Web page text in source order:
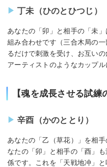
丁未（ひのとひつじ）
あなたの「卯」と相手の「未
組み合わせです（三合木局の
るだけで刺激を受け、お互い
アーティストのようなカップル
【魂を成長させる試練
辛酉（かのととり）
あなたの「乙（草花）」を相
なたの「卯」と相手の「酉」
係です。これを「天戦地冲」